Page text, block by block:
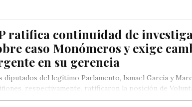
ratifica continuidad de
caso Monómeros y exige
en su gerencia
diputados del legítimo Parlamento, Ismael García y
respectivamente, ratificaron la posición de
de continuar…